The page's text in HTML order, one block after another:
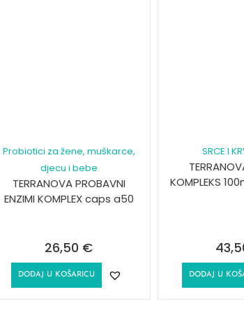
Probiotici za žene, muškarce,
djecu i bebe
TERRANOVA PROBAVNI
ENZIMI KOMPLEX caps a50
26,50 €
DODAJ U KOŠARICU
SRCE I
KOMPLEKS
DODAJ U